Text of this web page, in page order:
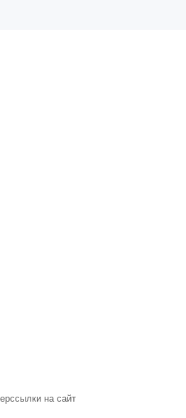
на сайт